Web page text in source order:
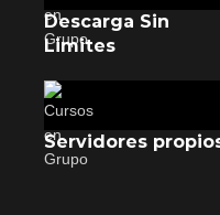
Descarga Sin
Limites
Servidores